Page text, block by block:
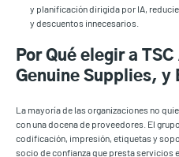
y planificación dirigida por IA,
y descuentos innecesarios.
Por Qué elegir a
Genuine Supplies, y
La mayoría de las organizaciones no
con una docena de proveedores. El
codificación, impresión, etiquetas y
socio de confianza que presta servicios